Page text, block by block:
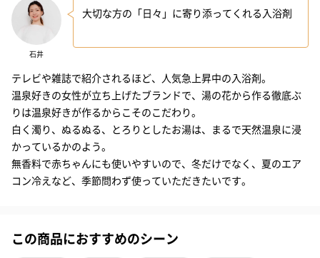
自宅のお風呂が、まるで天然温泉に
お湯になります。これは、希少な青粘土を原料に育てられた「別
府湯の花」由来の成分と、アルカリ性の温泉成分によるもの。こ
の対極の成分を絶妙なバランスで掛け合わせることで、天然ミネ
ラルを含みつつ、肌ざわりがやさしくなめらかな湯質を実現しま
した。
実際にお試しいただいた方からは、とろりとしたお湯が特徴的
だけます。
石井
大切な方の「日々」に寄り添ってくれる入浴剤
テレビや雑誌で紹介されるほど、人気急上昇中の入浴剤。
温泉好きの女性が立ち上げたブランドで、湯の花から作る徹底ぶ
りは温泉好きが作るからこそのこだわり。
白く濁り、ぬるぬる、とろりとしたお湯は、まるで天然温泉に浸
かっているかのよう。
無香料で赤ちゃんにも使いやすいので、冬だけでなく、夏のエア
コン冷えなど、季節問わず使っていただきたいです。
この商品におすすめのシーン